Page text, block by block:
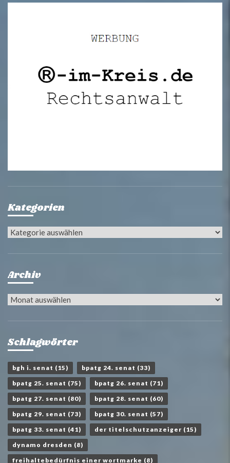
Kategorien
Kategorien
Archiv
Archiv
Schlagwörter
bgh i. senat (15) bpatg 24. senat (33)
bpatg 25. senat (75) bpatg 26. senat (71)
bpatg 27. senat (80) bpatg 28. senat (60)
bpatg 29. senat (73) bpatg 30. senat (57)
bpatg 33. senat (41) der titelschutzanzeiger (15)
dynamo dresden (8)
freihaltebedürfnis einer wortmarke (8)